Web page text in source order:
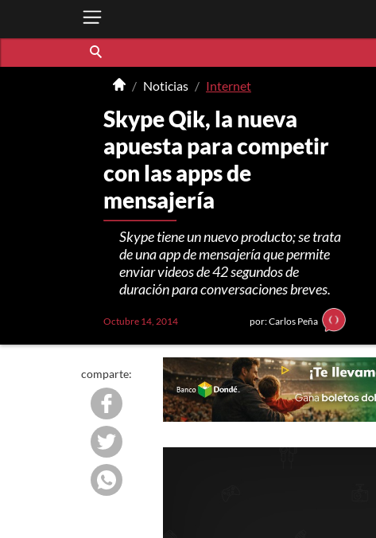
Noticias Internet
Skype Qik, la nueva
apuesta para competir
con las apps de
mensajería
Skype tiene un nuevo producto; se trata
de una app de mensajería que permite
enviar videos de 42 segundos de
duración para conversaciones breves.
Octubre 14, 2014 por: Carlos Peña
comparte: